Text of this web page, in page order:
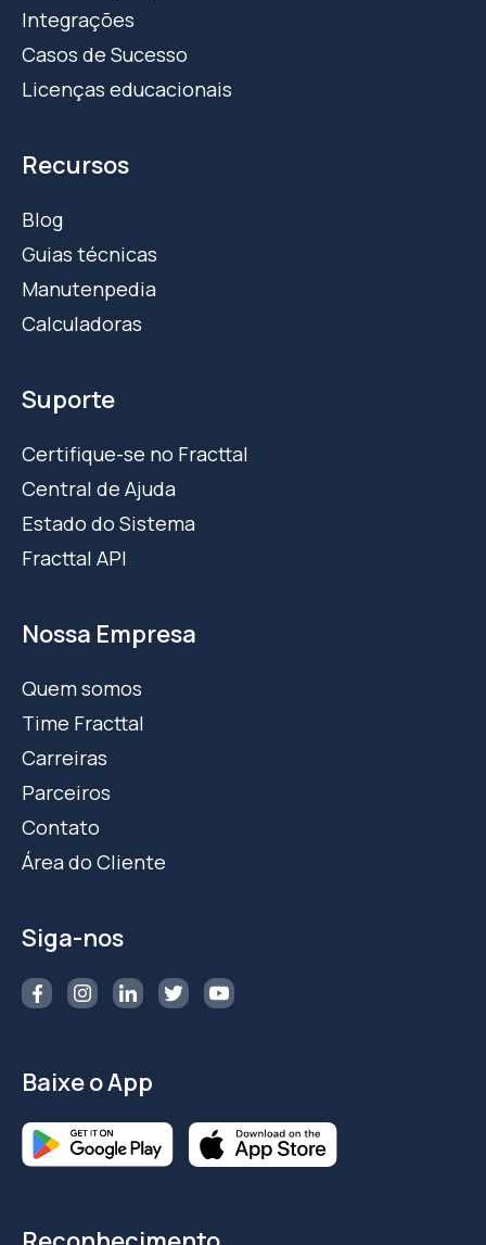
Integrações
Casos de Sucesso
Licenças educacionais
Recursos
Blog
Guias técnicas
Manutenpedia
Calculadoras
Suporte
Certifique-se no Fracttal
Central de Ajuda
Estado do Sistema
Fracttal API
Nossa Empresa
Quem somos
Time Fracttal
Carreiras
Parceiros
Contato
Área do Cliente
Siga-nos
Baixe o App